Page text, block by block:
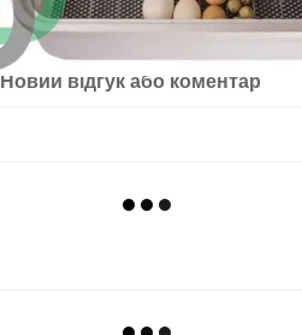
Новий відгук або коментар